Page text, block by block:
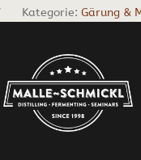
Kategorie:Gärung &